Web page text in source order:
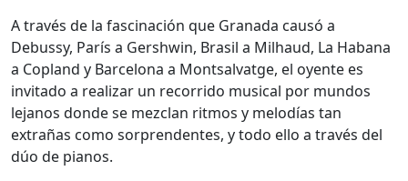
A través de la fascinación que Granada causó a
Debussy, París a Gershwin, Brasil a Milhaud, La Habana
a Copland y Barcelona a Montsalvatge, el oyente es
invitado a realizar un recorrido musical por mundos
lejanos donde se mezclan ritmos y melodías tan
extrañas como sorprendentes, y todo ello a través del
dúo de pianos.